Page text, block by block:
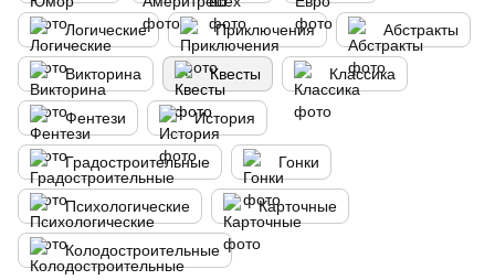
Логические Приключения Абстракты
Викторина Квесты Классика
Фентези История
Градостроительные Гонки
Психологические Карточные
Колодостроительные